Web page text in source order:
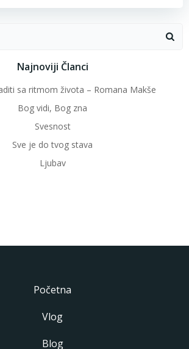
Najnoviji Članci
sa ritmom života – Romana Makše
Bog vidi, Bog zna
Svesnost
Sve je do tvog stava
Ljubav
Početna
Vlog
Blog